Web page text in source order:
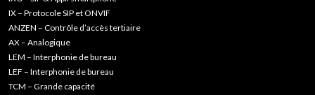
IX – Protocole SIP et ONVIF
ANZEN – Contrôle d’accès tertiaire
AX – Analogique
LEM – Interphonie de bureau
LEF – Interphonie de bureau
TCM – Grande capacité